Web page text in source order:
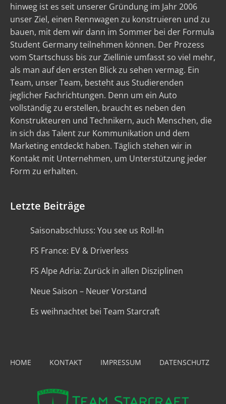
hinweg ist es seit unserer Gründung im Jahr 2006
unser Ziel, einen Rennwagen zu konstruieren und zu
bauen, mit dem wir dann im Sommer bei der Formula
Student Germany teilnehmen können. Der Prozess
vom Startschuss bis zur Ziellinie umfasst so viel mehr,
als man auf den ersten Blick zu sehen vermag. Ein
Team, unser Team, besteht aus Studierenden
jeglicher Fachrichtungen. Denn um ein Auto
vollständig zu erstellen, braucht es neben den
Konstrukteuren und Technikern, auch Menschen, die
in sich das Talent zur Kommunikation und dem
Marketing entdeckt haben. Täglich stehen wir in
Kontakt mit Unternehmen, um Unterstützung jeder
Form zu erhalten.
Letzte Beiträge
Saisonabschluss: You see us Roll-In
FS France: EV & Driverless
FS Alpe Adria: Zurück in allen Disziplinen
Neue Saison – Neuer Vorstand
Es weihnachtet bei Team Starcraft
HOME KONTAKT IMPRESSUM DATENSCHUTZ